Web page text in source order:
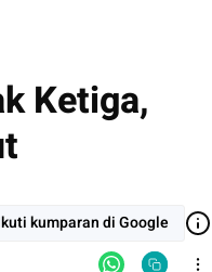
Ketiga,
kumparan di Google